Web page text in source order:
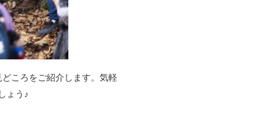
ころをご紹介します。気軽
ょう♪